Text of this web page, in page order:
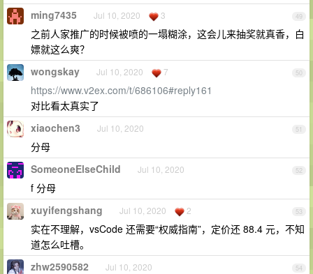
49
ming7435 Jul 10, 2020 3
之前人家推广的时候被喷的一塌糊涂，这会儿来抽奖就真香，白
嫖就这么爽？
50
wongskay Jul 10, 2020 7
https://www.v2ex.com/t/686106#reply161
对比看太真实了
51
xiaochen3 Jul 10, 2020
分母
52
SomeoneElseChild Jul 10, 2020
f 分母
53
xuyifengshang Jul 10, 2020 2
实在不理解，vsCode 还需要“权威指南”，定价还 88.4 元，不知
道怎么吐槽。
54
zhw2590582 Jul 10, 2020